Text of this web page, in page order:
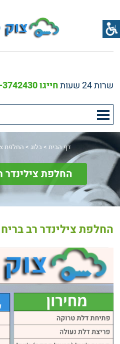
שרות 24 שעות חייגו 073-3742430
דף הבית >בלוג > החלפת
החלפת צילינדר
החלפת צילינדר רב